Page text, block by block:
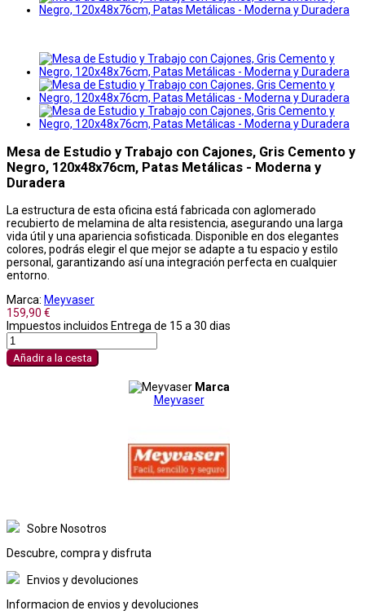
Mesa de Estudio y Trabajo con Cajones, Gris Cemento y
Negro, 120x48x76cm, Patas Metálicas - Moderna y
Duradera
La estructura de esta oficina está fabricada con aglomerado
recubierto de melamina de alta resistencia, asegurando una larga
vida útil y una apariencia sofisticada. Disponible en dos elegantes
colores, podrás elegir el que mejor se adapte a tu espacio y estilo
personal, garantizando así una integración perfecta en cualquier
entorno.
Marca: Meyvaser
159,90 €
Impuestos incluidos Entrega de 15 a 30 dias
Añadir a la cesta
Marca
Meyvaser
Sobre Nosotros
Descubre, compra y disfruta
Envios y devoluciones
Informacion de envios y devoluciones